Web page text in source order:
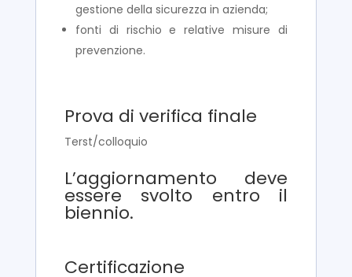
gestione della sicurezza in azienda;
fonti di rischio e relative misure di
prevenzione.
Prova di verifica finale
Terst/colloquio
L’aggiornamento deve
essere svolto entro il
biennio.
Certificazione